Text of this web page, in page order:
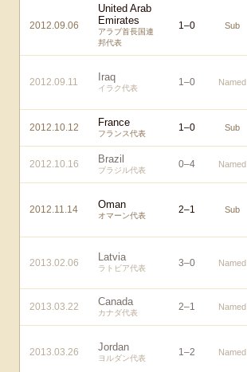
2012.09.06
United Arab
Emirates
アラブ首長国連
邦代表
1–0 Sub
2012.09.11 Iraq
イラク代表
1–0 Named
2012.10.12 France
フランス代表
1–0 Sub
2012.10.16 Brazil
ブラジル代表
0–4 Named
2012.11.14 Oman
オマーン代表
2–1 Sub
2013.02.06 Latvia
ラトビア代表 3–0 Named
2013.03.22 Canada
カナダ代表
2–1 Named
2013.03.26 Jordan
ヨルダン代表
1–2 Named